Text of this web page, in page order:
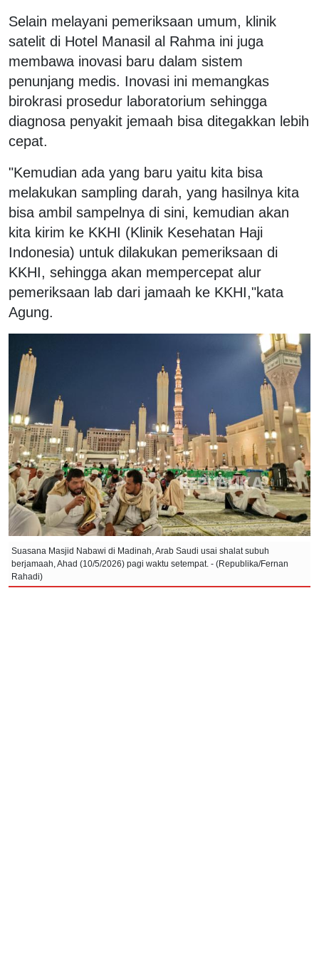
Selain melayani pemeriksaan umum, klinik
satelit di Hotel Manasil al Rahma ini juga
membawa inovasi baru dalam sistem
penunjang medis. Inovasi ini memangkas
birokrasi prosedur laboratorium sehingga
diagnosa penyakit jemaah bisa ditegakkan lebih
cepat.
"Kemudian ada yang baru yaitu kita bisa
melakukan sampling darah, yang hasilnya kita
bisa ambil sampelnya di sini, kemudian akan
kita kirim ke KKHI (Klinik Kesehatan Haji
Indonesia) untuk dilakukan pemeriksaan di
KKHI, sehingga akan mempercepat alur
pemeriksaan lab dari jamaah ke KKHI,"kata
Agung.
Suasana Masjid Nabawi di Madinah, Arab Saudi usai shalat subuh
berjamaah, Ahad (10/5/2026) pagi waktu setempat. - (Republika/Fernan
Rahadi)